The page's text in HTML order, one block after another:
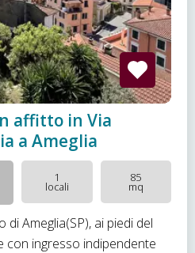
affitto in Via
a Ameglia
1
locali
85
mq
Ameglia(SP), ai piedi del
con ingresso indipendente